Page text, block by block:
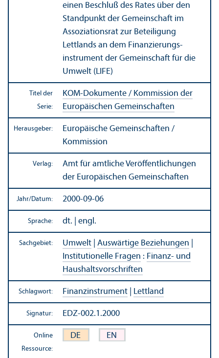
einen Beschluß des Rates über den
Standpunkt der Gemeinschaft im
Assoziations­rat zur Beteiligung
Lettlands an dem Finanzierungs­
instrument der Gemeinschaft für die
Umwelt (LIFE)
Titel der
Serie:
KOM-Dokumente / Kommission der
Europäischen Gemeinschaften
Herausgeber:
Europäische Gemeinschaften /
Kommission
Verlag:
Amt für amtliche Veröffentlichungen
der Europäischen Gemeinschaften
Jahr/Datum: 2000-09-06
Sprache: dt. | engl.
Sachgebiet: Umwelt Auswärtige Beziehungen
Institutionelle Fragen : Finanz- und
Haushalts­vorschriften
Schlagwort: Finanz­instrument Lettland
Signatur: EDZ-002.1.2000
Online
Ressource:
DE EN